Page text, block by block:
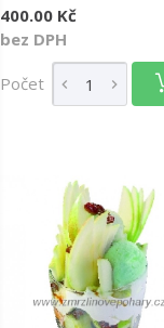
400.00 Kč
bez DPH
Počet